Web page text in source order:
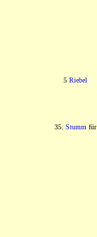
5 Riebel
35. Stumm für